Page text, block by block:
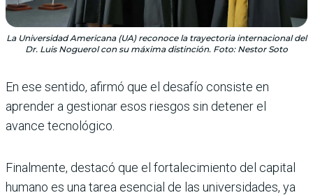
La Universidad Americana (UA) reconoce la trayectoria internacional del
Dr. Luis Noguerol con su máxima distinción. Foto: Nestor Soto
En ese sentido, afirmó que el desafío consiste en
aprender a gestionar esos riesgos sin detener el
avance tecnológico.
Finalmente, destacó que el fortalecimiento del capital
humano es una tarea esencial de las universidades, ya